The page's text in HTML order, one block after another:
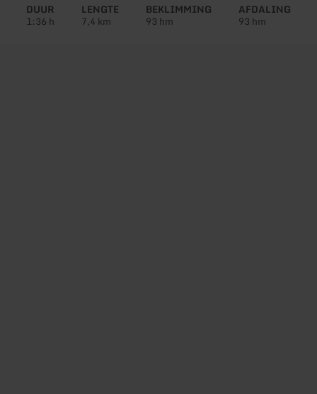
DUUR
1:36 h
LENGTE
7,4 km
BEKLIMMING
93 hm
AFDALING
93 hm